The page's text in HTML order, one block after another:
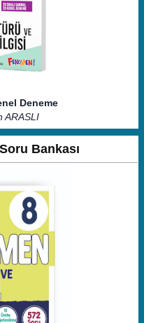
Deneme
ARASLI
Bankası